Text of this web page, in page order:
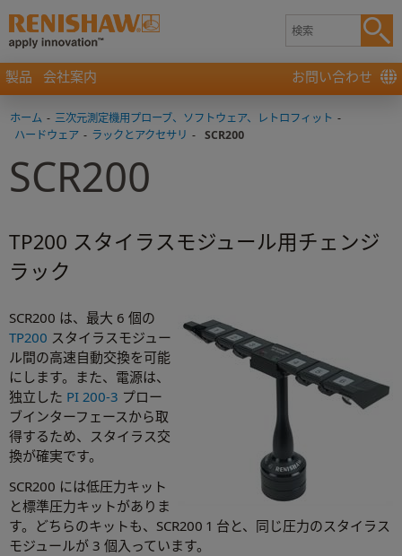
製品 会社案内 お問い合わせ
ホーム - 三次元測定機用プローブ、ソフトウェア、レトロフィット -
ハードウェア - ラックとアクセサリ - SCR200
SCR200
TP200 スタイラスモジュール用チェンジ
ラック
SCR200 は、最大 6 個の
TP200 スタイラスモジュー
ル間の高速自動交換を可能
にします。また、電源は、
独立した PI 200-3 プロー
ブインターフェースから取
得するため、スタイラス交
換が確実です。
SCR200 には低圧力キット
と標準圧力キットがありま
す。どちらのキットも、SCR200 1 台と、同じ圧力のスタイラス
モジュールが 3 個入っています。